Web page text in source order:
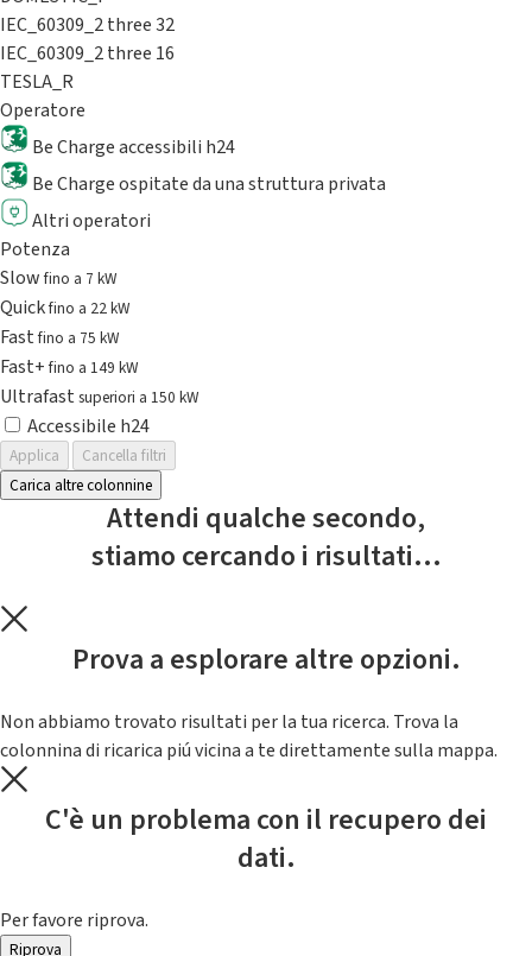
IEC_60309_2 three 32
IEC_60309_2 three 16
TESLA_R
Operatore
Be Charge accessibili h24
Be Charge ospitate da una struttura privata
Altri operatori
Potenza
Slowfino a 7 kW
Quickfino a 22 kW
Fastfino a 75 kW
Fast+fino a 149 kW
Ultrafast superiori a 150 kW
Accessibile h24
Applica
Cancella filtri
Carica altre colonnine
Attendi qualche secondo,
stiamo cercando i risultati...
Prova a esplorare altre opzioni.
Non abbiamo trovato risultati per la tua ricerca. Trova la
colonnina di ricarica piú vicina a te direttamente sulla mappa.
C'è un problema con il recupero dei
dati.
Per favore riprova.
Riprova